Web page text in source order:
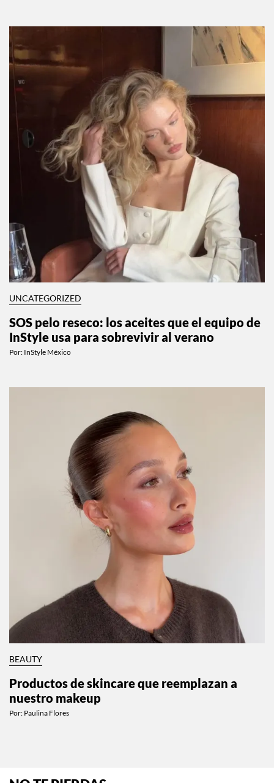
UNCATEGORIZED
SOS pelo reseco: los aceites que el equipo de
InStyle usa para sobrevivir al verano
Por: InStyle México
BEAUTY
Productos de skincare que reemplazan a
nuestro makeup
Por: Paulina Flores